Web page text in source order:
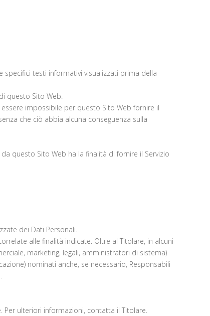
testi informativi visualizzati prima della
questo Sito Web.
impossibile per questo Sito Web fornire il
che ciò abbia alcuna conseguenza sulla
questo Sito Web ha la finalità di fornire il Servizio
dei Dati Personali.
alle finalità indicate. Oltre al Titolare, in alcuni
marketing, legali, amministratori di sistema)
nominati anche, se necessario, Responsabili
ulteriori informazioni, contatta il Titolare.